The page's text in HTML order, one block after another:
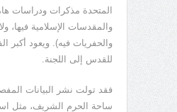
المتحدة مذكرات ودراسات
والمقدسات الإسلامية فيها،
والحفريات فيه). ويعود
للقدس إلى اللجنة.
فقد تولت نشر البيانات
ساحة الحرم الشريف، مثل